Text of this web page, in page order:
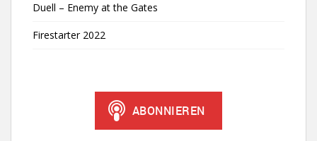
Duell – Enemy at the Gates
Firestarter 2022